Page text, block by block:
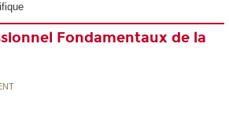
Fondamentaux de la